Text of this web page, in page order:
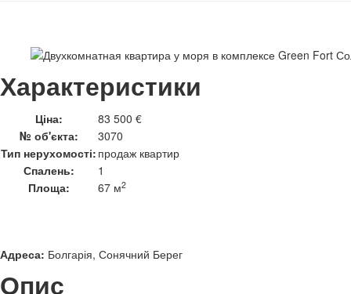
Характеристики
Ціна:
83 500 €
№ об'єкта:
3070
Тип нерухомості: продаж квартир
Спалень:
1
Площа:
67 м2
Адреса: Болгарія, Сонячний Берег
Опис